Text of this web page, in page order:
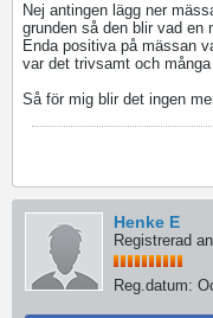
Nej antingen lägg ner
grunden så den blir vad en
Enda positiva på mässan
var det trivsamt och
Så för mig blir det ingen
Henke E
Registrerad
Reg.datum: